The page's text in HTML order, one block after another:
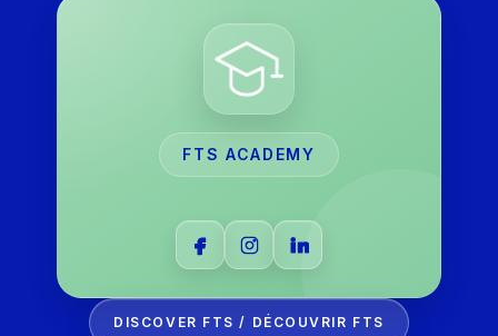
FTS ACADEMY
DISCOVER FTS / DÉCOUVRIR FTS